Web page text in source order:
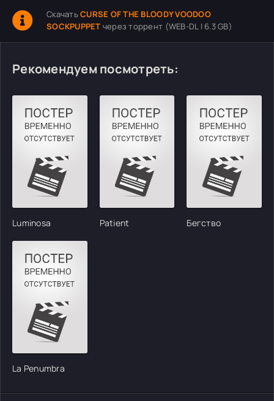
СкачатьCURSE OF THE BLOODY VOODOO
SOCKPUPPET через торрент (WEB-DL | 6.3 GB)
Рекомендуем посмотреть:
Luminosa Patient Бегство
La Penumbra